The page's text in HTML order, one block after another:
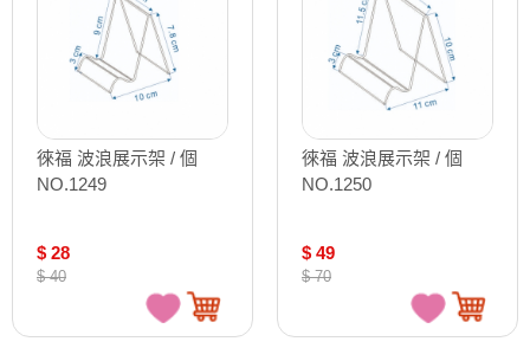
徠福 波浪展示架 / 個
NO.1249
$ 28
$ 40
徠福 波浪展示架 / 個
NO.1250
$ 49
$ 70